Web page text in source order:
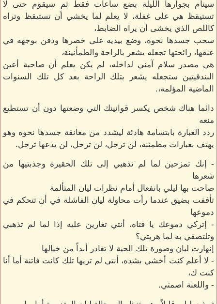
سينام بجوارها الليلة بضع ساعات فقط ثم سيقوم حتى لا
تستيقظ هي على غفلة، لا يعلم لما يخشي أن تستيقظ وتراه
كاللص الذي يخشى أن يراه الضابط،
سحب جسدها نحوه، وضع بيديه على خصرها ودفن بوجهه في
عنقها، رائحتها تجعله يشعر بالراحة والطمأنينة،
هي مصدر سلام آمني لداخله، لم يكن يعلم أن صاحبة أعين
البندقيتين ستجعله يشعر بتلك الراحة بعد كل تلك السنوات
الماضية المؤلمة،.
دائما هناك شخص يكسر قوانينك التي وضعتها دون أن تستطيع
منعه
ردد العبارة بابتسامة هادئة ليشدد من معانقة جسدها نحوه وهو
يهتف بعبارات مطمئنه، لن ترحل، لن ترحل، لن يدعها ترحل.
- إنك تمزحين لما لم تذهبي إلى تلك الحقيرة وجذبتيها من
شعرها
صاحت بها ليلي بانفعال أمام نظرات ليان المتألمة
تأففت بضيق عندما رأت محاولة ليان الفاشلة في أن تتحكم في
دموعها
- إتركي دموعك يا فتاه، أنتي تغارين عليه إذا لما لم تذهبي
وتلتصقي به لما هربتي؟
إنهارت ليان وصورة تلك الحية لا تغادر أبداً من خيالها
- لا أعلم كنت أخشي بشده، أنتي لم تريها تلك كانت فاتنة أما أنا
كنت ك،
- واللعنة اصمتي.